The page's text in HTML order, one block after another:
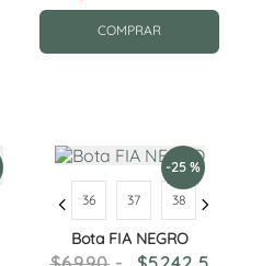
COMPRAR
-25 %
36
37 38
Bota FIA NEGRO